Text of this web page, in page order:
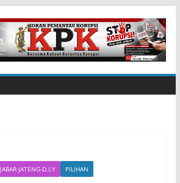
JABAR-JATENG-D.I.Y PILIHAN